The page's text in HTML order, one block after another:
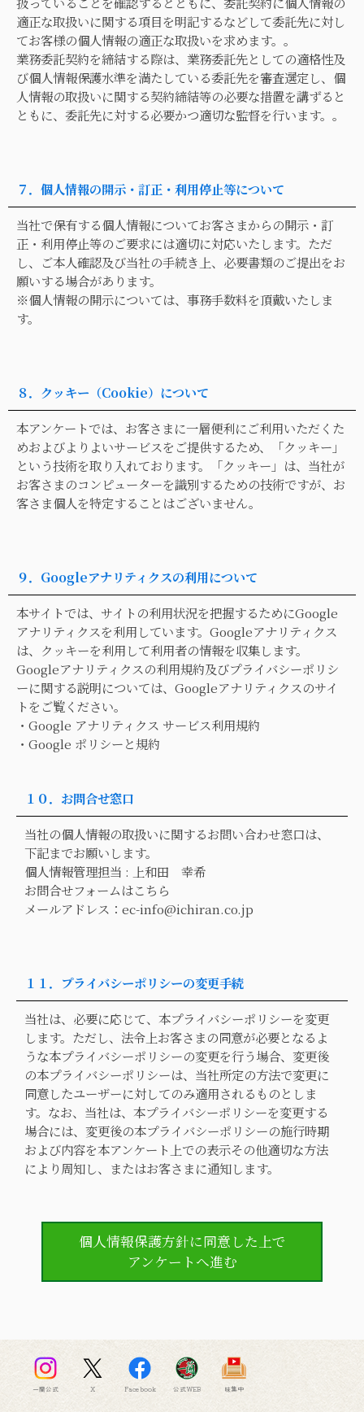
適正な取扱いに関する項目を明記するなどして委託先に対し
てお客様の個人情報の適正な取扱いを求めます。。
業務委託契約を締結する際は、業務委託先としての適格性及
び個人情報保護水準を満たしている委託先を審査選定し、個
人情報の取扱いに関する契約締結等の必要な措置を講ずると
ともに、委託先に対する必要かつ適切な監督を行います。。
７．個人情報の開示・訂正・利用停止等について
当社で保有する個人情報についてお客さまからの開示・訂
正・利用停止等のご要求には適切に対応いたします。ただ
し、ご本人確認及び当社の手続き上、必要書類のご提出をお
願いする場合があります。
※個人情報の開示については、事務手数料を頂戴いたしま
す。
８．クッキー（Cookie）について
本アンケートでは、お客さまに一層便利にご利用いただくた
めおよびよりよいサービスをご提供するため、「クッキー」
という技術を取り入れております。「クッキー」は、当社が
お客さまのコンピューターを識別するための技術ですが、お
客さま個人を特定することはございません。
９．Googleアナリティクスの利用について
本サイトでは、サイトの利用状況を把握するためにGoogle
アナリティクスを利用しています。Googleアナリティクス
は、クッキーを利用して利用者の情報を収集します。
Googleアナリティクスの利用規約及びプライバシーポリシ
ーに関する説明については、Googleアナリティクスのサイ
トをご覧ください。
・ Google アナリティクス サービス利用規約
・ Google ポリシーと規約
１０．お問合せ窓口
当社の個人情報の取扱いに関するお問い合わせ窓口は、
下記までお願いします。
個人情報管理担当 : 上和田 幸希
お問合せフォームはこちら
メールアドレス： ec-info@ichiran.co.jp
１１．プライバシーポリシーの変更手続
当社は、必要に応じて、本プライバシーポリシーを変更
します。ただし、法令上お客さまの同意が必要となるよ
うな本プライバシーポリシーの変更を行う場合、変更後
の本プライバシーポリシーは、当社所定の方法で変更に
同意したユーザーに対してのみ適用されるものとしま
す。なお、当社は、本プライバシーポリシーを変更する
場合には、変更後の本プライバシーポリシーの施行時期
および内容を本アンケート上での表示その他適切な方法
により周知し、またはお客さまに通知します。
個人情報保護方針に同意した上で
アンケートへ進む
一蘭公式 X Facebook 公式WEB 味集中